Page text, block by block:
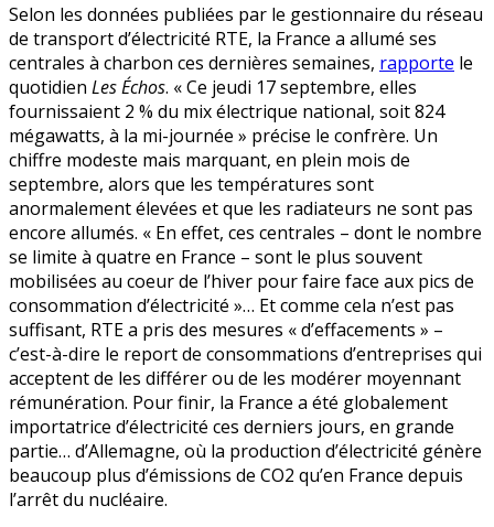
cause
des
écolos,
la
France
revient
au…
charbon
Selon les données publiées par le gestionnaire du réseau
de transport d’électricité RTE, la France a allumé ses
centrales à charbon ces dernières semaines, rapporte le
quotidien Les Échos. « Ce jeudi 17 septembre, elles
fournissaient 2 % du mix électrique national, soit 824
mégawatts, à la mi-journée » précise le confrère. Un
chiffre modeste mais marquant, en plein mois de
septembre, alors que les températures sont
anormalement élevées et que les radiateurs ne sont pas
encore allumés. « En effet, ces centrales – dont le nombre
se limite à quatre en France – sont le plus souvent
mobilisées au coeur de l’hiver pour faire face aux pics de
consommation d’électricité »… Et comme cela n’est pas
suffisant, RTE a pris des mesures « d’effacements » –
c’est-à-dire le report de consommations d’entreprises qui
acceptent de les différer ou de les modérer moyennant
rémunération. Pour finir, la France a été globalement
importatrice d’électricité ces derniers jours, en grande
partie… d’Allemagne, où la production d’électricité génère
beaucoup plus d’émissions de CO2 qu’en France depuis
l’arrêt du nucléaire.